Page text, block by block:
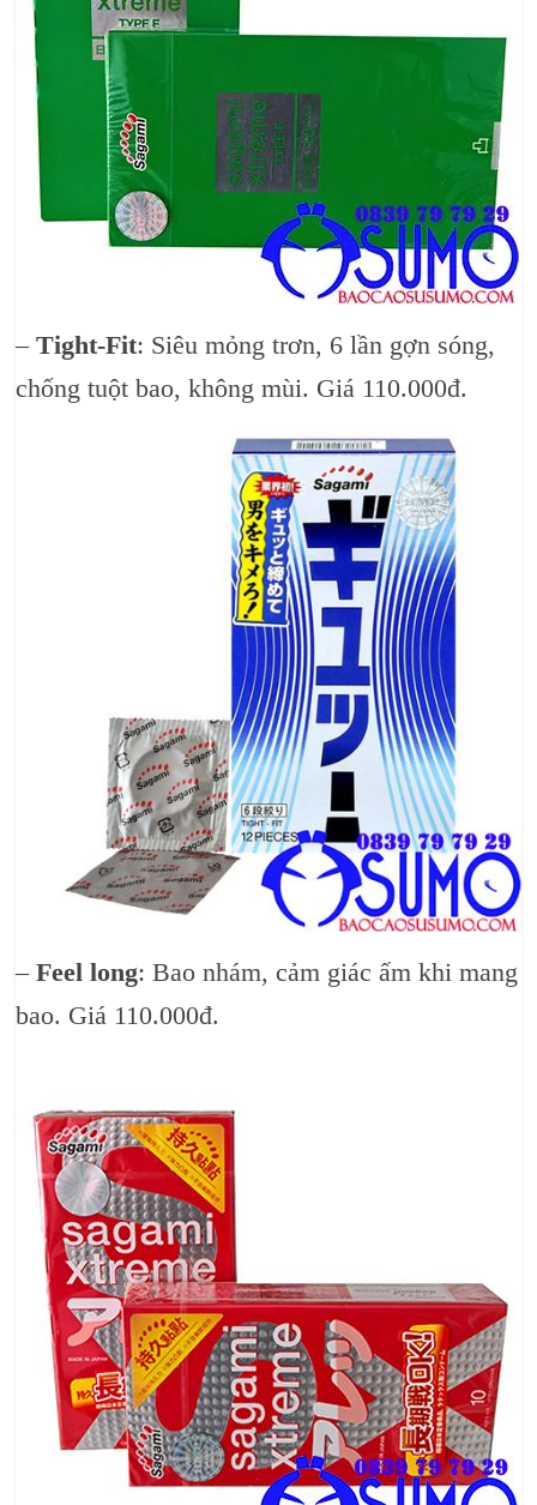
–Tight-Fit: Siêu mỏng trơn, 6 lần gợn sóng,
chống tuột bao, không mùi. Giá 110.000đ.
–Feel long: Bao nhám, cảm giác ấm khi mang
bao. Giá 110.000đ.